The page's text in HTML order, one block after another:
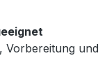
und